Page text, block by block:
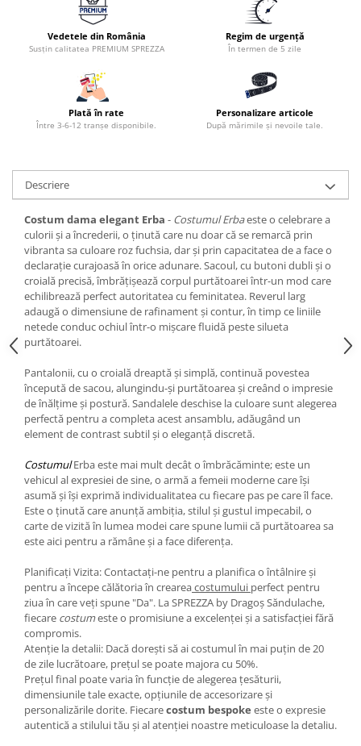
Vedetele din România
Susțin calitatea PREMIUM SPREZZA
Regim de urgență
În termen de 5 zile
Plată în rate
Între 3-6-12 tranșe disponibile.
Personalizare articole
După mărimile și nevoile tale.
Descriere
Costum dama elegant Erba - Costumul Erbaeste o celebrare a
culorii și a încrederii, o ținută care nu doar că se remarcă prin
vibranta sa culoare roz fuchsia, dar și prin capacitatea de a face o
declarație curajoasă în orice adunare. Sacoul, cu butoni dubli și o
croială precisă, îmbrățișează corpul purtătoarei într-un mod care
echilibrează perfect autoritatea cu feminitatea. Reverul larg
adaugă o dimensiune de rafinament și contur, în timp ce liniile
netede conduc ochiul într-o mișcare fluidă peste silueta
purtătoarei.
Pantalonii, cu o croială dreaptă și simplă, continuă povestea
începută de sacou, alungindu-și purtătoarea și creând o impresie
de înălțime și postură. Sandalele deschise la culoare sunt alegerea
perfectă pentru a completa acest ansamblu, adăugând un
element de contrast subtil și o eleganță discretă.
Costumul Erba este mai mult decât o îmbrăcăminte; este un
vehicul al expresiei de sine, o armă a femeii moderne care își
asumă și își exprimă individualitatea cu fiecare pas pe care îl face.
Este o ținută care anunță ambiția, stilul și gustul impecabil, o
carte de vizită în lumea modei care spune lumii că purtătoarea sa
este aici pentru a rămâne și a face diferența.
Planificați Vizita: Contactați-ne pentru a planifica o întâlnire și
pentru a începe călătoria în creareacostumului perfect pentru
ziua în care veți spune "Da". La SPREZZA by Dragoș Săndulache,
fiecare costumeste o promisiune a excelenței și a satisfacției fără
compromis.
Atenție la detalii: Dacă dorești să ai costumul în mai puțin de 20
de zile lucrătoare, prețul se poate majora cu 50%.
Prețul final poate varia în funcție de alegerea țesăturii,
dimensiunile tale exacte, opțiunile de accesorizare și
personalizările dorite. Fiecarecostum bespoke este o expresie
autentică a stilului tău și al atenției noastre meticuloase la detaliu.